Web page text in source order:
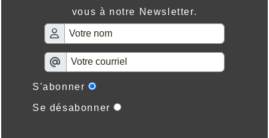
vous à notre Newsletter.
S'abonner
Se désabonner